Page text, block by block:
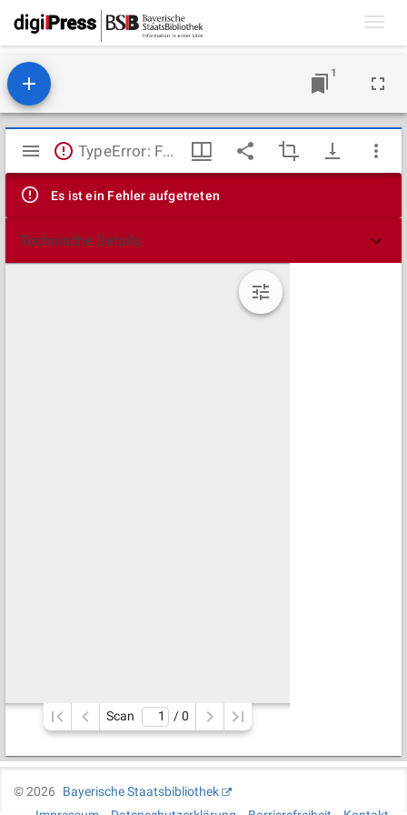
1
Mirador
Viewer
TypeError: Failed to fetch
Es ist ein Fehler aufgetreten
Technische Details
Scan / 0
©2026
Bayerische Staatsbibliothek